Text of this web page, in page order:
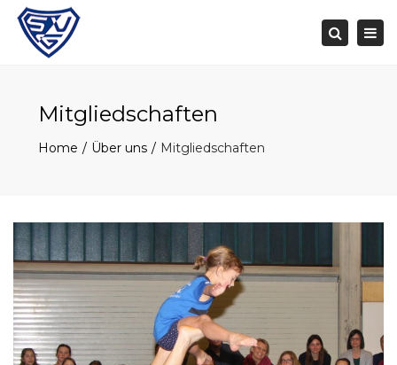
Mitgliedschaften
Home Über uns Mitgliedschaften